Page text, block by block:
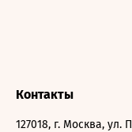
Контакты
127018, г. Москва, ул.